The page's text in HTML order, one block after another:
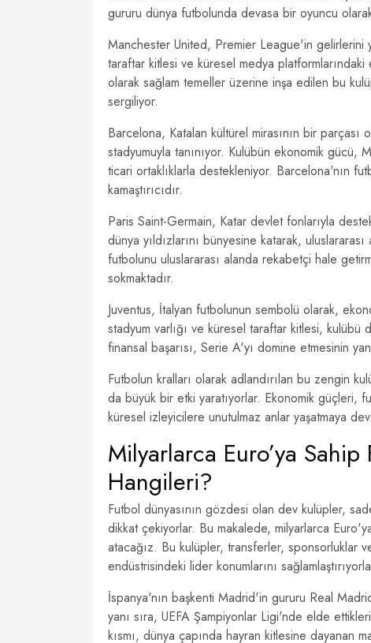
gururu dünya futbolunda devasa bir oyuncu
Manchester United, Premier League'in
taraftar kitlesi ve küresel medya
olarak sağlam temeller üzerine inşa edilen bu
sergiliyor.
Barcelona, ​​Katalan kültürel mirasının bir
stadyumuyla tanınıyor. Kulübün ekonomik gücü,
ticari ortaklıklarla destekleniyor. Barcelona'nın
kamaştırıcıdır.
Paris Saint-Germain, Katar devlet fonlarıyla
dünya yıldızlarını bünyesine katarak,
futbolunu uluslararası alanda rekabetçi hale
sokmaktadır.
Juventus, İtalyan futbolunun sembolü olarak,
stadyum varlığı ve küresel taraftar kitlesi, kulübü
finansal başarısı, Serie A'yı domine etmesinin
Futbolun kralları olarak adlandırılan bu zengin
da büyük bir etki yaratıyorlar. Ekonomik güçleri,
küresel izleyicilere unutulmaz anlar yaşatmaya
Milyarlarca Euro’ya
Hangileri?
Futbol dünyasının gözdesi olan dev kulüpler,
dikkat çekiyorlar. Bu makalede, milyarlarca
atacağız. Bu kulüpler, transferler, sponsorluklar
endüstrisindeki lider konumlarını
İspanya'nın başkenti Madrid'in gururu Real
yanı sıra, UEFA Şampiyonlar Ligi'nde elde
kısmı, dünya çapında hayran kitlesine dayanan